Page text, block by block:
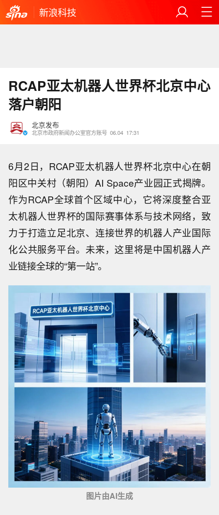
新浪科技
RCAP亚太机器人世界杯北京中心
落户朝阳
北京发布
北京市政府新闻办公室官方账号 06.04 17:31
6月2日，RCAP亚太机器人世界杯北京中心在朝
阳区中关村（朝阳）AI Space产业园正式揭牌。
作为RCAP全球首个区域中心，它将深度整合亚
太机器人世界杯的国际赛事体系与技术网络，致
力于打造立足北京、连接世界的机器人产业国际
化公共服务平台。未来，这里将是中国机器人产
业链接全球的“第一站”。
图片由AI生成